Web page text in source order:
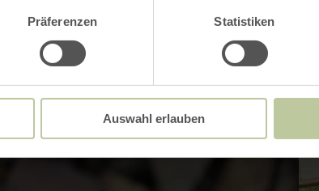
Präferenzen Statistiken
Auswahl erlauben